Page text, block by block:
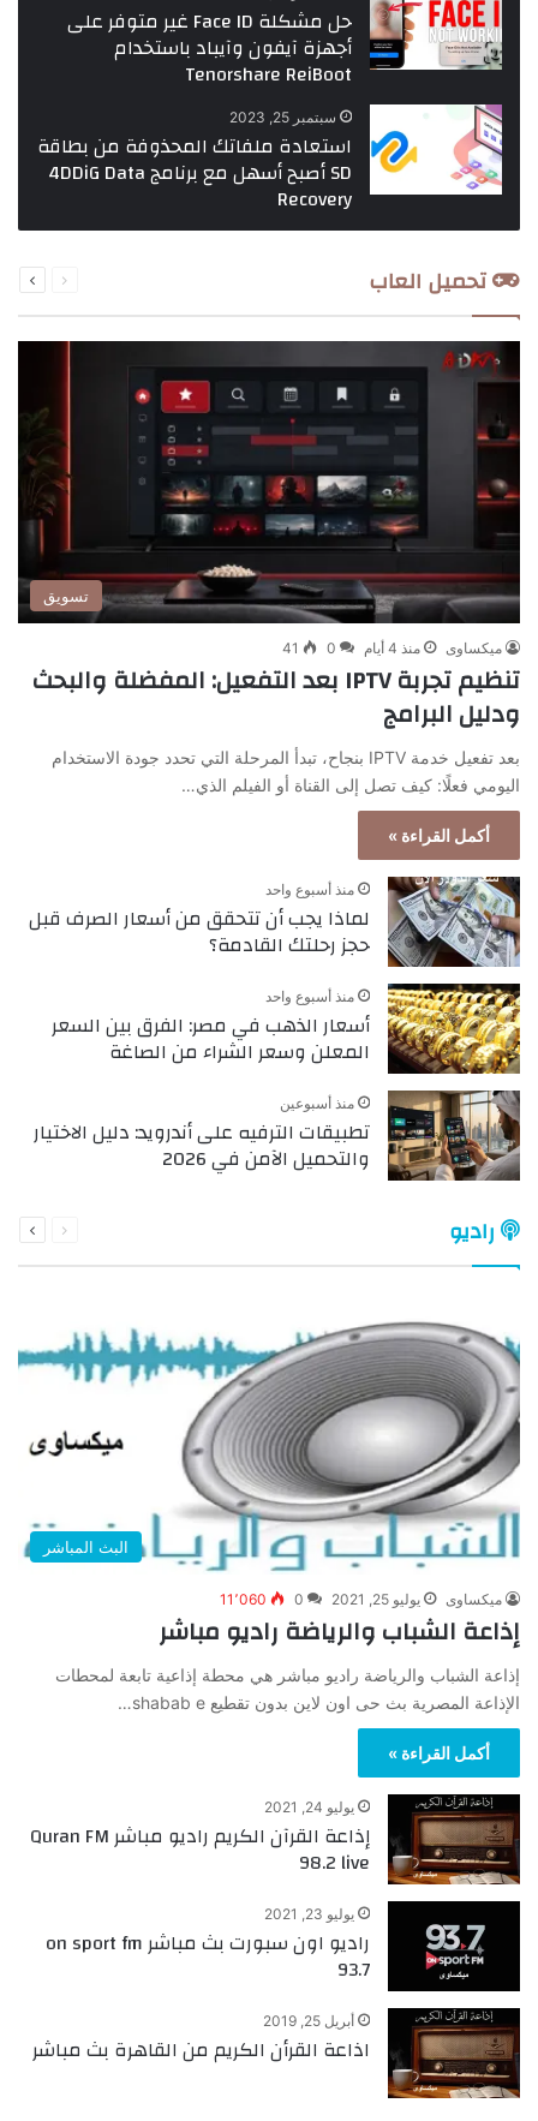
حل مشكلة Face ID غير متوفر على
أجهزة آيفون وآيباد باستخدام
Tenorshare ReiBoot
سبتمبر 25, 2023
استعادة ملفاتك المحذوفة من بطاقة
SD أصبح أسهل مع برنامج 4DDiG Data
Recovery
تحميل العاب
الصفحة
تسويق
ميكساوى منذ 4 أيام 0
41
تنظيم تجربة IPTV بعد التفعيل: المفضلة والبحث
ودليل البرامج
بعد تفعيل خدمة IPTV بنجاح، تبدأ المرحلة التي تحدد جودة الاستخدام
اليومي فعلًا: كيف تصل إلى القناة أو الفيلم الذي…
أكمل القراءة »
منذ أسبوع واحد
لماذا يجب أن تتحقق من أسعار الصرف قبل
حجز رحلتك القادمة؟
منذ أسبوع واحد
أسعار الذهب في مصر: الفرق بين السعر
المعلن وسعر الشراء من الصاغة
منذ أسبوعين
تطبيقات الترفيه على أندرويد: دليل الاختيار
والتحميل الآمن في 2026
راديو
الصفحة
البث المباشر
ميكساوى يوليو 25, 2021 0 11٬060
إذاعة الشباب والرياضة راديو مباشر
إذاعة الشباب والرياضة راديو مباشر هي محطة إذاعية تابعة لمحطات
الإذاعة المصرية بث حى اون لاين بدون تقطيع shabab e…
أكمل القراءة »
يوليو 24, 2021
إذاعة القرآن الكريم راديو مباشر Quran FM
98.2 live
يوليو 23, 2021
راديو اون سبورت بث مباشر on sport fm
93.7
أبريل 25, 2019
اذاعة القرأن الكريم من القاهرة بث مباشر